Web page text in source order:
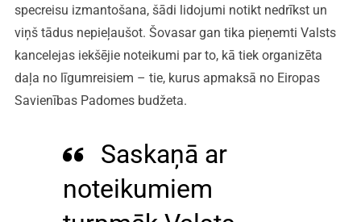
specreisu izmantošana, šādi lidojumi notikt nedrīkst un
viņš tādus nepieļaušot. Šovasar gan tika pieņemti Valsts
kancelejas iekšējie noteikumi par to, kā tiek organizēta
daļa no līgumreisiem – tie, kurus apmaksā no Eiropas
Savienības Padomes budžeta.
Saskaņā ar
noteikumiem